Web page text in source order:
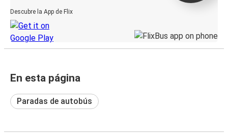
Descubre la App de Flix
En esta página
Paradas de autobús